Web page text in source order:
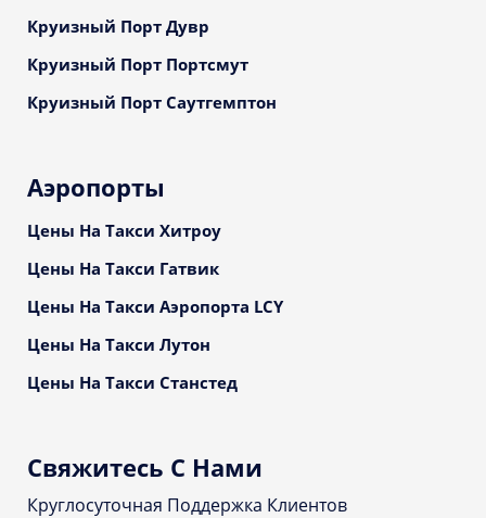
Круизный Порт Дувр
Круизный Порт Портсмут
Круизный Порт Саутгемптон
Аэропорты
Цены На Такси Хитроу
Цены На Такси Гатвик
Цены На Такси Аэропорта LCY
Цены На Такси Лутон
Цены На Такси Станстед
Свяжитесь С Нами
Круглосуточная Поддержка Клиентов